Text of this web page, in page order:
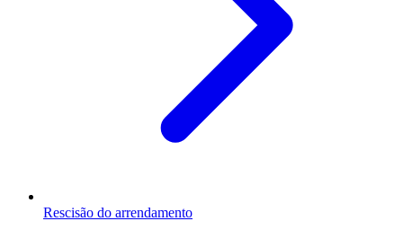
Rescisão do arrendamento